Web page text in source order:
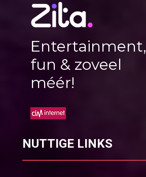
Entertainment,
fun & zoveel
méér!
NUTTIGE LINKS